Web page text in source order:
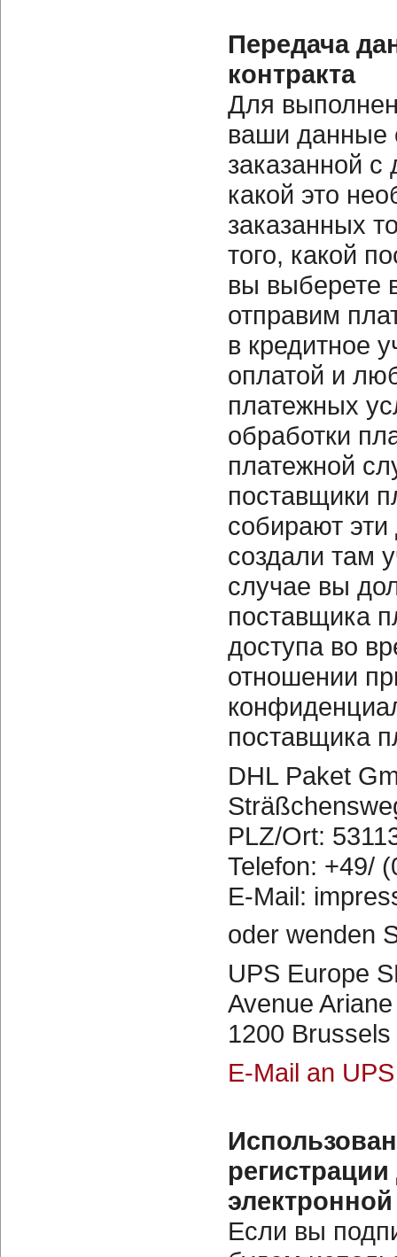
Передача
контракта
Для
ваши данные
заказанной с
какой это
заказанных
того, какой
вы выберете
отправим
в кредитное
оплатой и
платежных
обработки
платежной
поставщики
собирают
создали там
случае вы
поставщика
доступа во
отношении
поставщика
DHL Paket
PLZ/Ort:
Telefon: +49/
E-Mail:
oder wenden
UPS Europe
Avenue
1200
E-Mail an UPS
Если вы